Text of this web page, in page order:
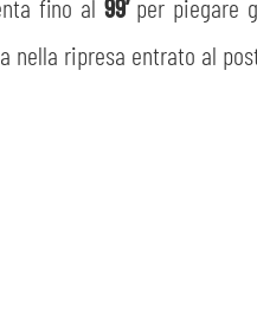
fino al 99’per piegare
nella ripresa entrato al